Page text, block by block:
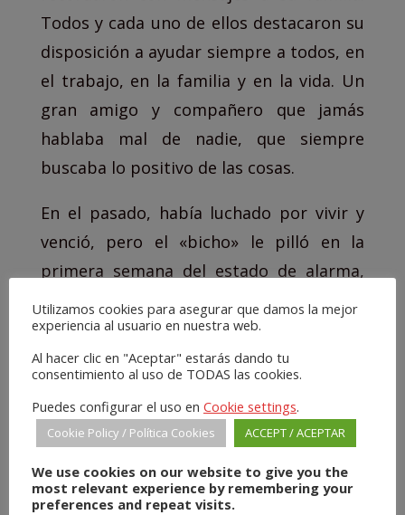
Todos y cada uno de ellos destacaron su
disposición a ayudar siempre a todos, en
el trabajo, en la familia y en la vida. Un
gran amigo y compañero que jamás
hablaba mal de nadie, que siempre
buscaba lo positivo de las cosas.
En el pasado, había luchado por vivir y
venció, pero el «bicho» le pilló en la
primera semana del estado de alarma,
cuando los hospitales de su región ya
estaban saturados ante esa nueva
enfermedad completamente
pesar de todo, lo vivió con resignación y
sus primeros días en el hospital los
dedicó a poner al día a sus compañeros
de la oficina y delegar las tareas
Utilizamos cookies para asegurar que damos la mejor
experiencia al usuario en nuestra web.
Al hacer clic en "Aceptar" estarás dando tu
consentimiento al uso de TODAS las cookies.
Puedes configurar el uso en Cookie settings.
Cookie Policy / Política Cookies ACCEPT / ACEPTAR
We use cookies on our website to give you the
most relevant experience by remembering your
preferences and repeat visits.